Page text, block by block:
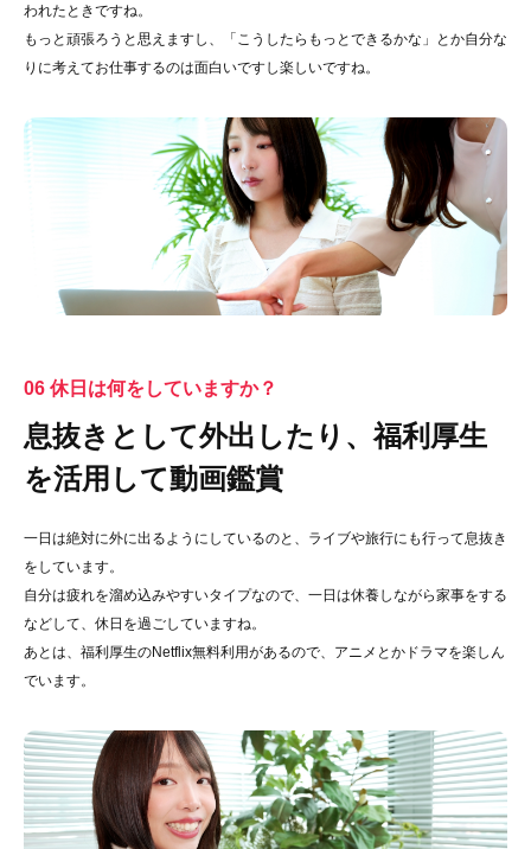
われたときですね。
もっと頑張ろうと思えますし、「こうしたらもっとできるかな」とか自分な
りに考えてお仕事するのは面白いですし楽しいですね。
06 休日は何をしていますか？
息抜きとして外出したり、福利厚生
を活用して動画鑑賞
一日は絶対に外に出るようにしているのと、ライブや旅行にも行って息抜き
をしています。
自分は疲れを溜め込みやすいタイプなので、一日は休養しながら家事をする
などして、休日を過ごしていますね。
あとは、福利厚生のNetflix無料利用があるので、アニメとかドラマを楽しん
でいます。